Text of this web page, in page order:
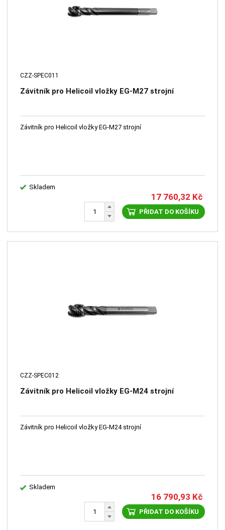
CZZ-SPEC011
Závitník pro Helicoil vložky EG-M27 strojní
Závitník pro Helicoil vložky EG-M27 strojní
Skladem
17 760,32 Kč
PŘIDAT DO KOŠÍKU
CZZ-SPEC012
Závitník pro Helicoil vložky EG-M24 strojní
Závitník pro Helicoil vložky EG-M24 strojní
Skladem
16 790,93 Kč
PŘIDAT DO KOŠÍKU